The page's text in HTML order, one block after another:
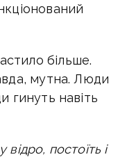
більше.
мутна. Люди
гинуть навіть
постоїть і